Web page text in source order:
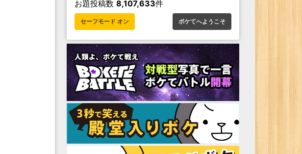
お題投稿数 8,107,633件
セーフモード オン ボケてへようこそ